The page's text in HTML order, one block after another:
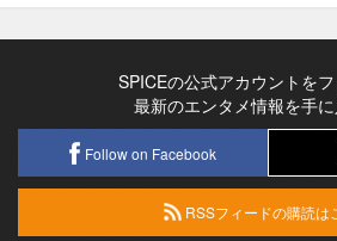
SPICEの公式アカウントを
最新のエンタメ情報を手
Follow on Facebook
RSSフィードの購読は